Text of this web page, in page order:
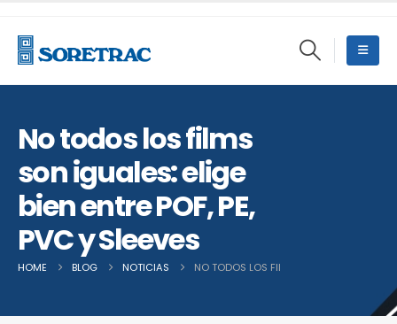
No todos los films
son iguales: elige
bien entre POF, PE,
PVC y Sleeves
HOME BLOG NOTICIAS NO TODOS LOS FILMS SON IGUALES: ELIGE